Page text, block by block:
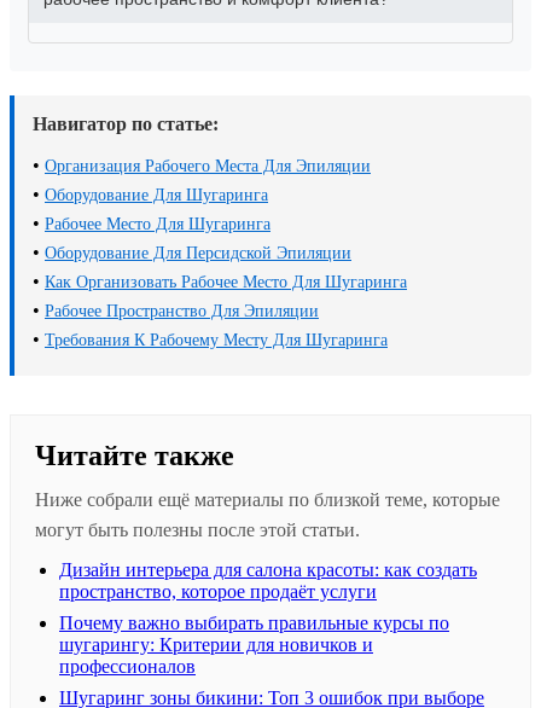
Навигатор по статье:
• Организация Рабочего Места Для Эпиляции
• Оборудование Для Шугаринга
• Рабочее Место Для Шугаринга
• Оборудование Для Персидской Эпиляции
• Как Организовать Рабочее Место Для Шугаринга
• Рабочее Пространство Для Эпиляции
• Требования К Рабочему Месту Для Шугаринга
Читайте также
Ниже собрали ещё материалы по близкой теме, которые
могут быть полезны после этой статьи.
Дизайн интерьера для салона красоты: как создать
пространство, которое продаёт услуги
Почему важно выбирать правильные курсы по
шугарингу: Критерии для новичков и
профессионалов
Шугаринг зоны бикини: Топ 3 ошибок при выборе